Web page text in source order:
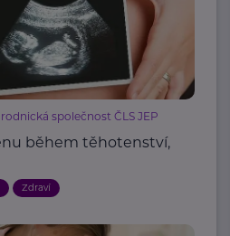
společnost ČLS JEP
během těhotenství,
Zdraví